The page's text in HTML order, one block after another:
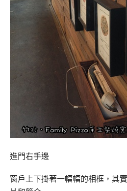
進門右手邊
窗戶上下掛著一幅幅的相框，其